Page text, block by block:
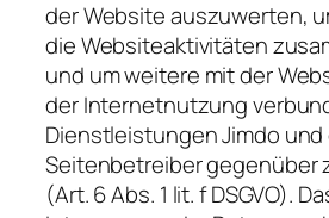
der Website auszuwerten,
die Websiteaktivitäten
und um weitere mit der
der Internetnutzung
Dienstleistungen Jimdo und
Seitenbetreiber gegenüber
(Art. 6 Abs. 1 lit. f DSGVO).